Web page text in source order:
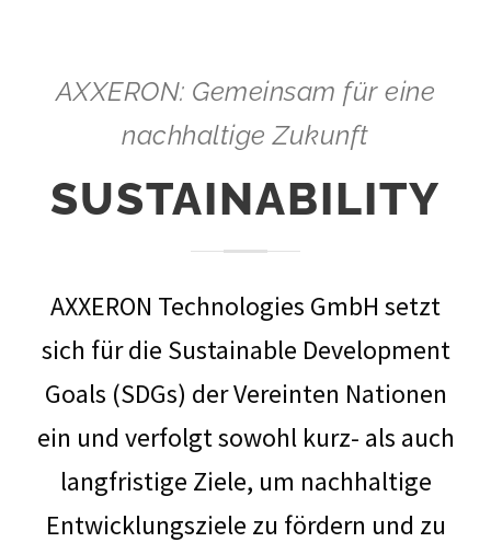
AXXERON: Gemeinsam für eine
nachhaltige Zukunft
SUSTAINABILITY
AXXERON Technologies GmbH setzt
sich für die Sustainable Development
Goals (SDGs) der Vereinten Nationen
ein und verfolgt sowohl kurz- als auch
langfristige Ziele, um nachhaltige
Entwicklungsziele zu fördern und zu